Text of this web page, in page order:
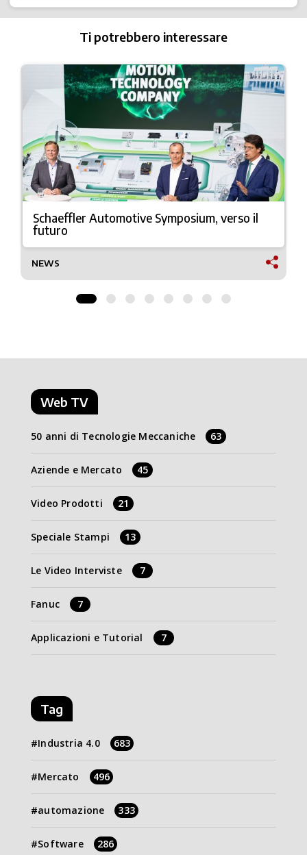
Ti potrebbero interessare
Schaeffler Automotive Symposium, verso il
futuro
NEWS
Web TV
50 anni di Tecnologie Meccaniche 63
Aziende e Mercato 45
Video Prodotti 21
Speciale Stampi 13
Le Video Interviste 7
Fanuc 7
Applicazioni e Tutorial 7
Tag
Industria 4.0 683
Mercato 496
automazione 333
Software 286